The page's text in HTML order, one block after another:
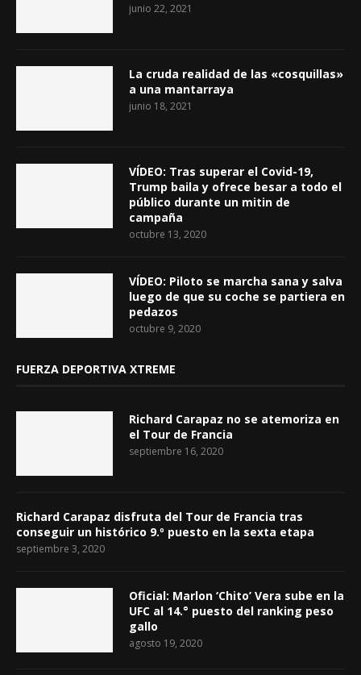
junio 22, 2021
La cruda realidad de las «cosquillas»
a una mantarraya
junio 18, 2021
VÍDEO: Tras superar el Covid-19,
Trump baila y ofrece besar a todo el
público durante un mitin de
campaña
octubre 13, 2020
VÍDEO: Piloto se marcha sana y salva
luego de que su coche se partiera en
pedazos
octubre 9, 2020
FUERZA DEPORTIVA XTREME
Richard Carapaz no se atemoriza en
el Tour de Francia
septiembre 16, 2020
Richard Carapaz disfruta del Tour de Francia tras
conseguir un histórico 9.º puesto en la sexta etapa
septiembre 3, 2020
Oficial: Marlon ‘Chito’ Vera sube en la
UFC al 14.° puesto del ranking peso
gallo
agosto 19, 2020